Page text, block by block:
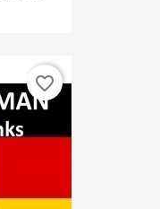
favorite_border